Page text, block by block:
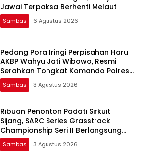
Jawai Terpaksa Berhenti Melaut
Sambas 6 Agustus 2026
Pedang Pora Iringi Perpisahan Haru
AKBP Wahyu Jati Wibowo, Resmi
Serahkan Tongkat Komando Polres
Sambas
Sambas 3 Agustus 2026
Ribuan Penonton Padati Sirkuit
Sijang, SARC Series Grasstrack
Championship Seri II Berlangsung
Meriah, Seri III Digelar Desember
Sambas 3 Agustus 2026